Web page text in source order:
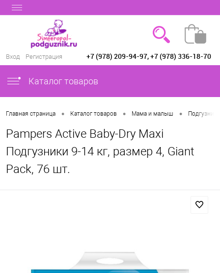
Вход Регистрация +7 (978) 209-94-97, +7 (978) 336-18-70
Каталог товаров
Главная страница • Каталог товаров • Мама и малыш •
Pampers Active Baby-Dry Maxi
Подгузники 9-14 кг, размер 4, Giant
Pack, 76 шт.